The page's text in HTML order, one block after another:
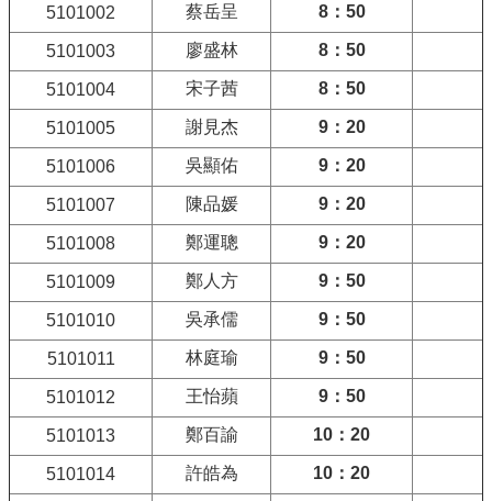
學
院
學
院
絡
我
們
意
見
信
箱
English
公
關
5101002 蔡岳呈 8： 50
5101003 廖盛林 8： 50
5101004 宋子茜 8： 50
5101005 謝見杰 9： 20
5101006 吳顯佑 9： 20
5101007 陳品媛 9： 20
5101008 鄭運聰 9： 20
5101009 鄭人方 9： 50
5101010 吳承儒 9： 50
5101011 林庭瑜 9： 50
5101012 王怡蘋 9： 50
5101013 鄭百諭 10 ： 20
5101014 許皓為 10 ： 20